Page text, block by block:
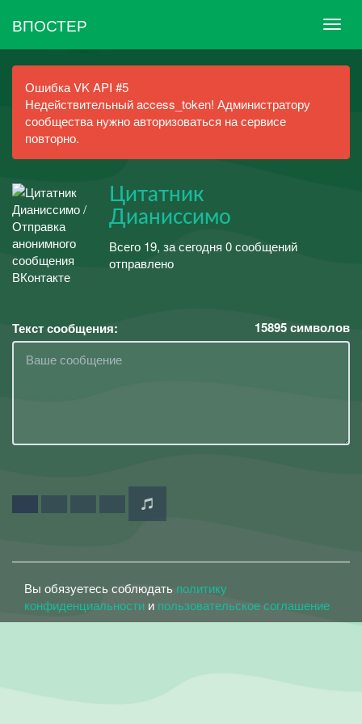
ВПОСТЕР
Ошибка VK API #5
Недействительный access_token! Администратору
сообщества нужно авторизоваться на сервисе
повторно.
Цитатник
Дианиссимо
Всего 19, за сегодня 0 сообщений
отправлено
Текст сообщения: 15895символов
Вы обязуетесь соблюдать политику
конфиденциальности и пользовательское соглашение